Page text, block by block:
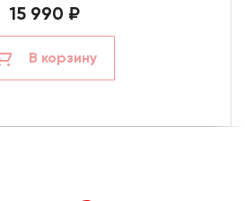
15 990 ₽
В корзину